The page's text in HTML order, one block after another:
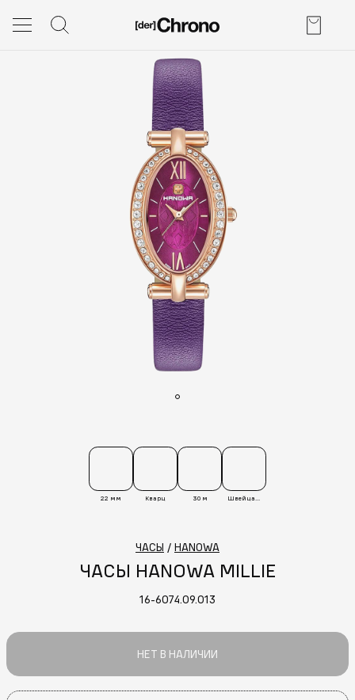
22 мм Кварц 30 м Швейцария
ЧАСЫ / HANOWA
ЧАСЫ HANOWA MILLIE
16-6074.09.013
НЕТ В НАЛИЧИИ